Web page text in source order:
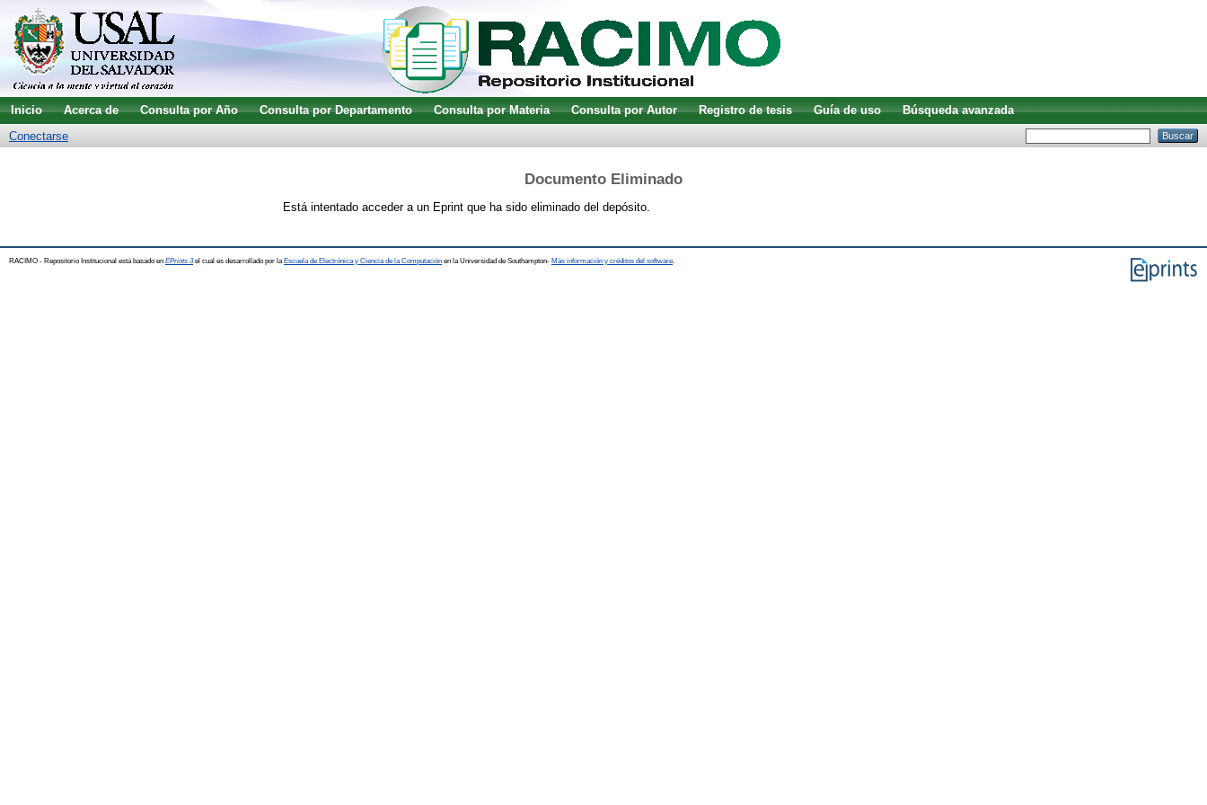
Inicio Acerca de Consulta por Año Consulta por Departamento Consulta por Materia Consulta por Autor Registro de tesis Guía de uso
Búsqueda avanzada
Conectarse
Documento Eliminado
Está intentado acceder a un Eprint que ha sido eliminado del depósito.
RACIMO - Repositorio Institucional está basado en EPrints 3el cual es desarrollado por la Escuela de Electrónica y Ciencia de la Computación en la Universidad de Southampton- Más información y créditos del software